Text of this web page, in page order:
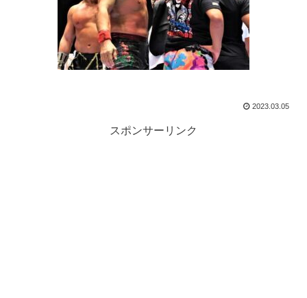
2023.03.05
スポンサーリンク